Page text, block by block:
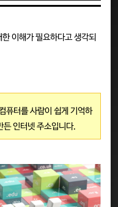
이해가 필요하다고 생각되
퓨터를 사람이 쉽게 기억하
인터넷 주소입니다.